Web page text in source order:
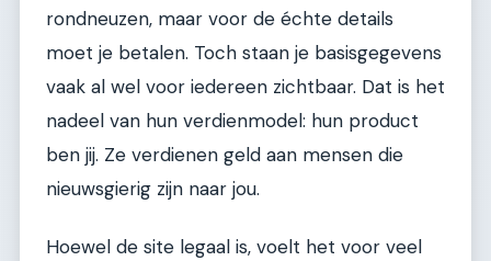
rondneuzen, maar voor de échte details
moet je betalen. Toch staan je basisgegevens
vaak al wel voor iedereen zichtbaar. Dat is het
nadeel van hun verdienmodel: hun product
ben jij. Ze verdienen geld aan mensen die
nieuwsgierig zijn naar jou.
Hoewel de site legaal is, voelt het voor veel